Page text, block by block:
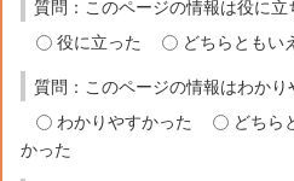
質問：このページの情報は役に立
役に立った
どちらともい
質問：このページの情報はわかり
わかりやすかった
どちら
かった